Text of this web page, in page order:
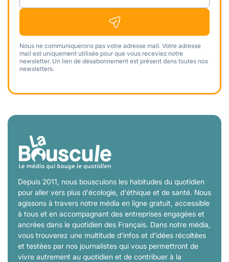
Nous ne communiquerons pas votre adresse mail. Votre adresse
mail est uniquement utilisée pour que vous receviez notre
newsletter. Un lien de désabonnement est présent dans toutes nos
newsletters.
Depuis 2011, nous bousculons les habitudes du quotidien
pour aller vers plus d'écologie, d'éthique et de santé. Nous
agissons à travers notre média en ligne gratuit, accessible
à tous et en accompagnant des entreprises engagées et
ancrées dans le quotidien des Français. Dans notre média,
vous trouverez une multitude d'infos et d'idées récoltées
et testées par nos journalistes qui vous permettront de
vivre autrement au quotidien et de contribuer à la